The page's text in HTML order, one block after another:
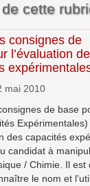
cette
consignes de
l’évaluation
mai 2010
de base
Expérimentales)
des capacités
candidat à
/ Chimie. Il
le nom et